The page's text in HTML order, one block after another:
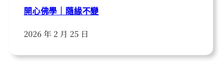
開心佛學｜隨緣不變
2026 年 2 月 25 日